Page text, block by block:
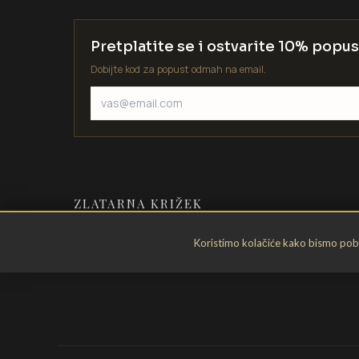
Koristimo kolačiće kako bismo
Pretplatite se i ostvarite 10%
Dobijte kod za popust odmah na email.
ZLATARNA KRIŽEK